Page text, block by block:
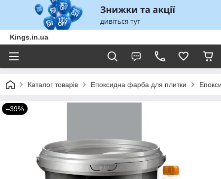
Kings.in.ua
Каталог товарів Епоксидна фарба для плитки
–39%